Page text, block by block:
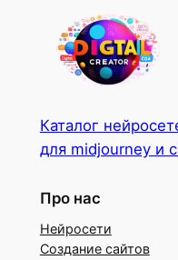
Каталог
для midjourney и
Про нас
Нейросети
Создание сайтов